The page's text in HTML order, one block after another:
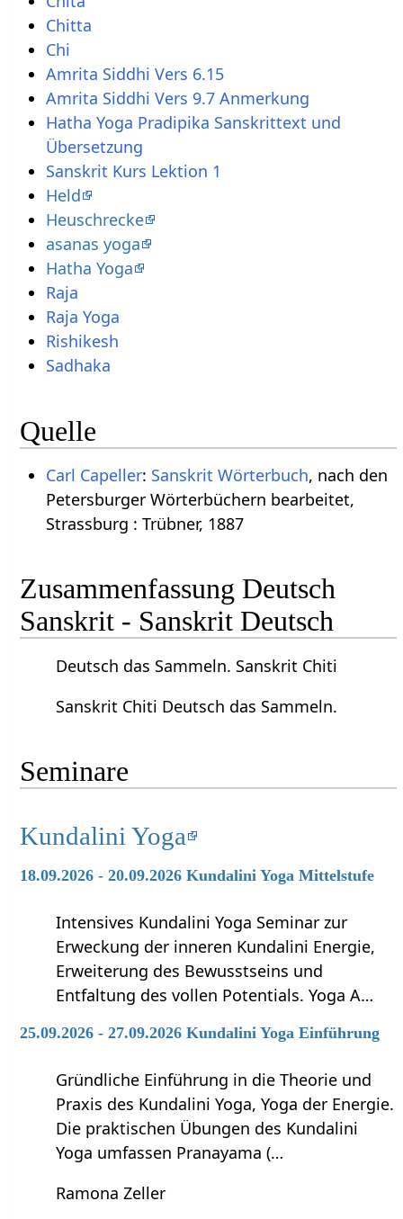
Chitta
Chi
Amrita Siddhi Vers 6.15
Amrita Siddhi Vers 9.7 Anmerkung
Hatha Yoga Pradipika Sanskrittext und
Übersetzung
Sanskrit Kurs Lektion 1
Held
Heuschrecke
asanas yoga
Hatha Yoga
Raja
Raja Yoga
Rishikesh
Sadhaka
Quelle
Carl Capeller: Sanskrit Wörterbuch, nach den
Petersburger Wörterbüchern bearbeitet,
Strassburg : Trübner, 1887
Zusammenfassung Deutsch
Sanskrit - Sanskrit Deutsch
Deutsch das Sammeln. Sanskrit Chiti
Sanskrit Chiti Deutsch das Sammeln.
Seminare
Kundalini Yoga
18.09.2026 - 20.09.2026 Kundalini Yoga Mittelstufe
Intensives Kundalini Yoga Seminar zur
Erweckung der inneren Kundalini Energie,
Erweiterung des Bewusstseins und
Entfaltung des vollen Potentials. Yoga A…
25.09.2026 - 27.09.2026 Kundalini Yoga Einführung
Gründliche Einführung in die Theorie und
Praxis des Kundalini Yoga, Yoga der Energie.
Die praktischen Übungen des Kundalini
Yoga umfassen Pranayama (…
Ramona Zeller